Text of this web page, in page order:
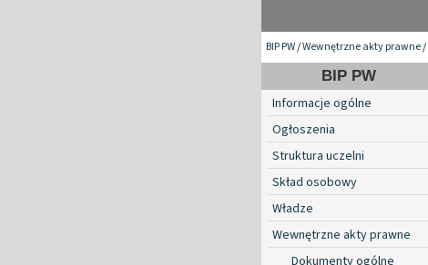
BIP PW/Wewnętrzne akty prawne/
BIP PW
Informacje ogólne
Ogłoszenia
Struktura uczelni
Skład osobowy
Władze
Wewnętrzne akty prawne
Dokumenty ogólne